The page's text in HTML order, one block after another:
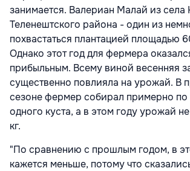
занимается. Валериан Малай из села
Теленештского района - один из
похвастаться плантацией площадью
Однако этот год для фермера
прибыльным. Всему виной весенняя
существенно повлияла на урожай. В
сезоне фермер собирал примерно по
одного куста, а в этом году урожай
кг.
"По сравнению с прошлым годом, в
кажется меньше, потому что